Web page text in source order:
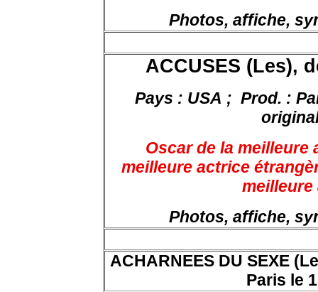
Photos, affiche,
ACCUSES (Les),
Pays : USA ; Prod. :
Oscar de la meilleure
meilleure actrice
meilleure
Photos, affiche,
ACHARNEES DU SEXE
Paris le